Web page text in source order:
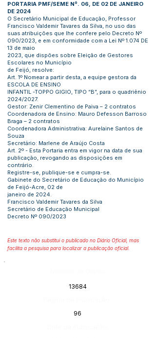
PORTARIA PMF/SEME Nº. 06, DE 02 DE JANEIRO
DE 2024
O Secretário Municipal de Educação, Professor
Francisco Valdemir Tavares da Silva, no uso das
suas atribuições que lhe confere pelo Decreto Nº
090/2023, e em conformidade com a Lei Nº 1.074 DE
13 de maio
2023, que dispões sobre Eleição de Gestores
Escolares no Município
de Feijó, resolve:
Art. 1º Nomear a partir desta, a equipe gestora da
ESCOLA DE ENSINO
INFANTIL -TOPPO GIGIO, TIPO “B”, para o quadriênio
2024/2027.
Gestor: Zenir Clementino de Paiva – 2 contratos
Coordenadora de Ensino: Mauro Defesson Barroso
Braga – 2 contratos
Coordenadora Administrativa: Aurelaine Santos de
Souza
Secretário: Marlene de Araújo Costa
Art. 2º - Esta Portaria entra em vigor na data de sua
publicação, revogando as disposições em
contrário.
Registre-se, publique-se e cumpra-se.
Gabinete do Secretário de Educação do Município
de Feijó-Acre, 02 de
janeiro de 2024.
Francisco Valdemir Tavares da Silva
Secretário de Educação Municipal
Decreto Nº 090/2023
Este texto não substitui o publicado no Diário Oficial, mas
facilita a pesquisa para localizar a publicação oficial.
13684
96